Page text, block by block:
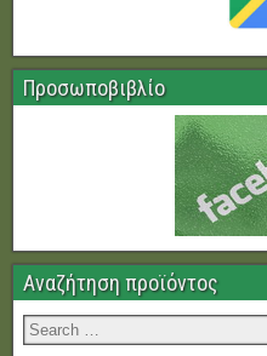
Προσωποβιβλίο
Αναζήτηση προϊόντος